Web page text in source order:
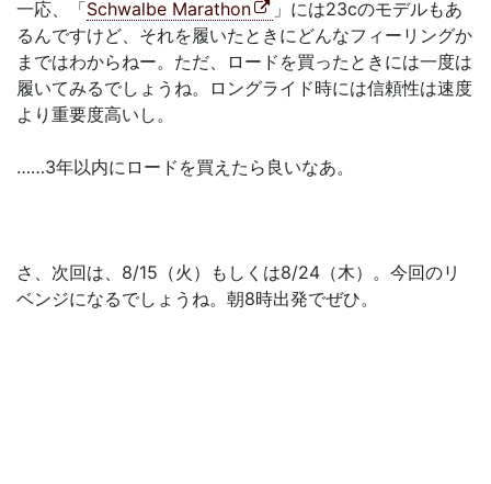
一応、「Schwalbe Marathon
」には23cのモデルもあ
るんですけど、それを履いたときにどんなフィーリングか
まではわからねー。ただ、ロードを買ったときには一度は
履いてみるでしょうね。ロングライド時には信頼性は速度
より重要度高いし。
……3年以内にロードを買えたら良いなあ。
さ、次回は、8/15（火）もしくは8/24（木）。今回のリ
ベンジになるでしょうね。朝8時出発でぜひ。